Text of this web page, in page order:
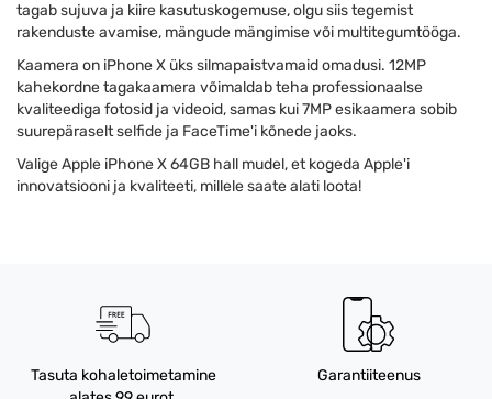
tagab sujuva ja kiire kasutuskogemuse, olgu siis tegemist
rakenduste avamise, mängude mängimise või multitegumtööga.
Kaamera on iPhone X üks silmapaistvamaid omadusi. 12MP
kahekordne tagakaamera võimaldab teha professionaalse
kvaliteediga fotosid ja videoid, samas kui 7MP esikaamera sobib
suurepäraselt selfide ja FaceTime'i kõnede jaoks.
Valige Apple iPhone X 64GB hall mudel, et kogeda Apple'i
innovatsiooni ja kvaliteeti, millele saate alati loota!
Tasuta kohaletoimetamine
Garantiiteenus